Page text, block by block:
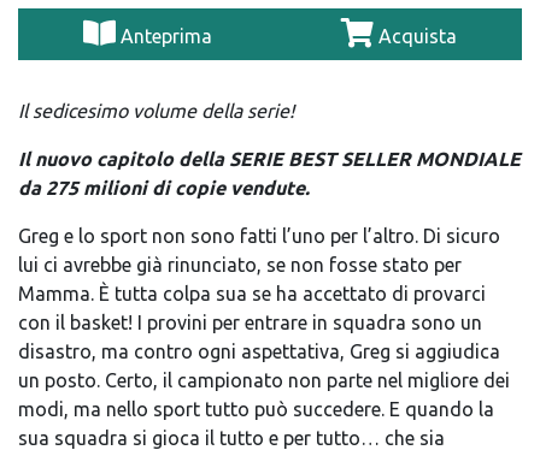
Anteprima Acquista
Il sedicesimo volume della serie!
Il nuovo capitolo della SERIE BEST SELLER MONDIALE
da 275 milioni di copie vendute.
Greg e lo sport non sono fatti l’uno per l’altro. Di sicuro
lui ci avrebbe già rinunciato, se non fosse stato per
Mamma. È tutta colpa sua se ha accettato di provarci
con il basket! I provini per entrare in squadra sono un
disastro, ma contro ogni aspettativa, Greg si aggiudica
un posto. Certo, il campionato non parte nel migliore dei
modi, ma nello sport tutto può succedere. E quando la
sua squadra si gioca il tutto e per tutto… che sia